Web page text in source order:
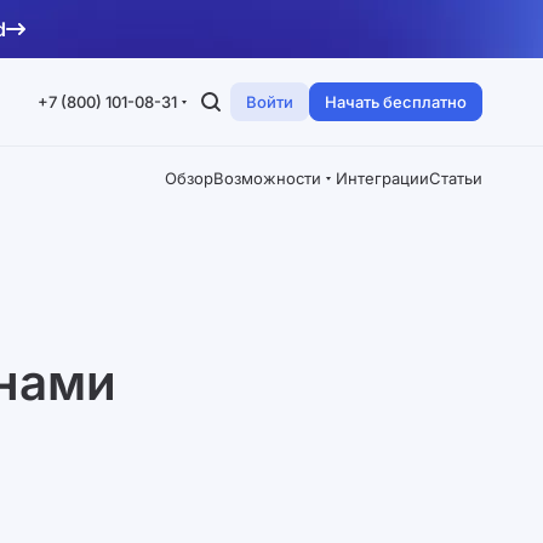
+7 (800) 101-08-31 Войти Начать бесплатно
ОбзорВозможности ИнтеграцииСтатьи